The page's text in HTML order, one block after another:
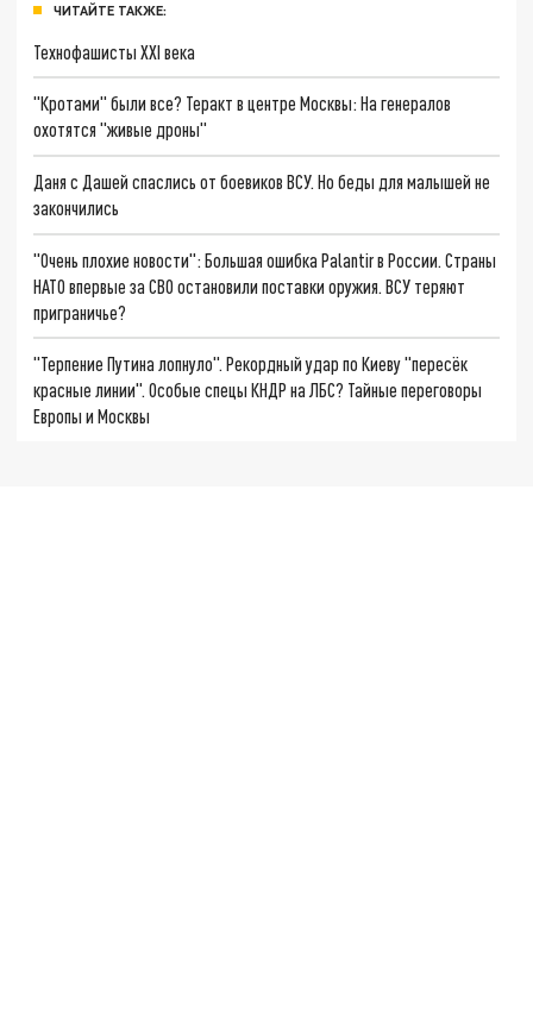
ЧИТАЙТЕ ТАКЖЕ:
Технофашисты XXI века
"Кротами" были все? Теракт в центре Москвы: На генералов
охотятся "живые дроны"
Даня с Дашей спаслись от боевиков ВСУ. Но беды для малышей не
закончились
"Очень плохие новости": Большая ошибка Palantir в России. Страны
НАТО впервые за СВО остановили поставки оружия. ВСУ теряют
приграничье?
"Терпение Путина лопнуло". Рекордный удар по Киеву "пересёк
красные линии". Особые спецы КНДР на ЛБС? Тайные переговоры
Европы и Москвы